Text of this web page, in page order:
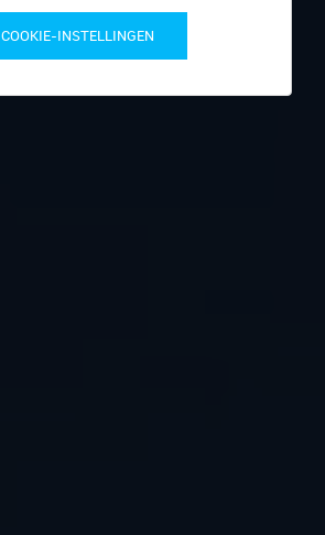
COOKIE-INSTELLINGEN